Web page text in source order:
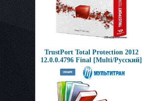
TrustPort Total Protection 2012
12.0.0.4796 Final [Multi/Русский]